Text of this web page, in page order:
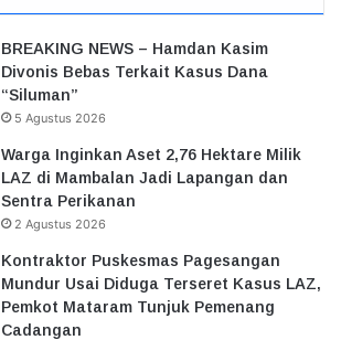
BREAKING NEWS – Hamdan Kasim
Divonis Bebas Terkait Kasus Dana
“Siluman”
5 Agustus 2026
Warga Inginkan Aset 2,76 Hektare Milik
LAZ di Mambalan Jadi Lapangan dan
Sentra Perikanan
2 Agustus 2026
Kontraktor Puskesmas Pagesangan
Mundur Usai Diduga Terseret Kasus LAZ,
Pemkot Mataram Tunjuk Pemenang
Cadangan